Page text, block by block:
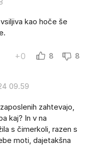
kao hoče še
+0 8 8
09.59
zahtevajo,
kaj? In v na
s čimerkoli, razen s
moti, dajetakšna